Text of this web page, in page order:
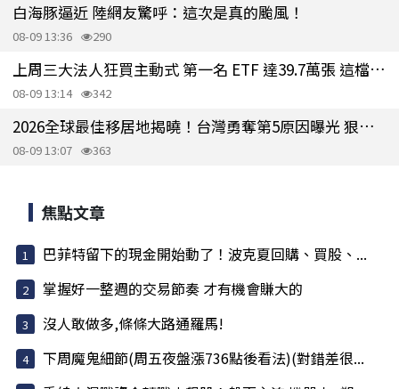
白海豚逼近 陸網友驚呼：這次是真的颱風！
08-09 13:36 290
上周三大法人狂買主動式 第一名 ETF 達39.7萬張 這檔新掛牌擠進第三
08-09 13:14 342
2026全球最佳移居地揭曉！台灣勇奪第5原因曝光 狠甩日韓
08-09 13:07 363
焦點文章
巴菲特留下的現金開始動了！波克夏回購、買股、...
掌握好一整週的交易節奏 才有機會賺大的
沒人敢做多,條條大路通羅馬!
下周魔鬼細節(周五夜盤漲736點後看法)(對錯差很...